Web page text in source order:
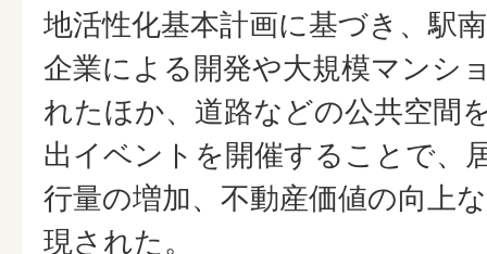
地活性化基本計画に基づき、駅
企業による開発や大規模マンシ
れたほか、道路などの公共空間
出イベントを開催することで、
行量の増加、不動産価値の向上
現された。